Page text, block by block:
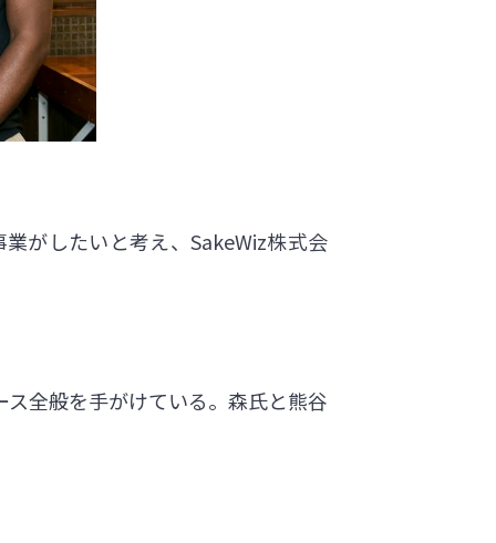
がしたいと考え、SakeWiz株式会
全般を手がけている。森氏と熊谷